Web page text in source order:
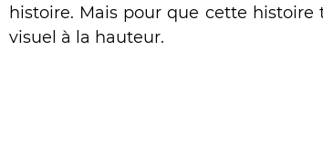
histoire. Mais pour que cette
visuel à la hauteur.